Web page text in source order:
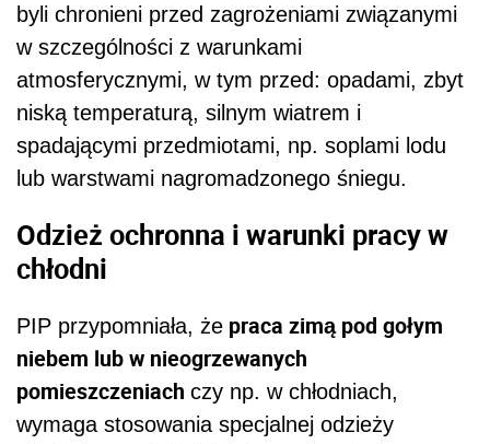
byli chronieni przed zagrożeniami związanymi
w szczególności z warunkami
atmosferycznymi, w tym przed: opadami, zbyt
niską temperaturą, silnym wiatrem i
spadającymi przedmiotami, np. soplami lodu
lub warstwami nagromadzonego śniegu.
Odzież ochronna i warunki pracy w
chłodni
PIP przypomniała, że praca zimą pod gołym
niebem lub w nieogrzewanych
pomieszczeniach czy np. w chłodniach,
wymaga stosowania specjalnej odzieży